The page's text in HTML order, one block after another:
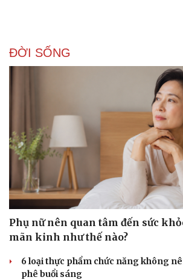
Sản phụ khoa
Nhi khoa
Nam khoa
Làm đẹp - giảm cân
Phòng mạch online
Ăn sạch sống khỏe
Đời sống
Nhà đẹp
Blog
Tình yêu
ĐỜI SỐNG
Phụ nữ nên quan tâm đến sức
mãn kinh như thế nào?
6 loại thực phẩm chức năng không
phê buổi sáng